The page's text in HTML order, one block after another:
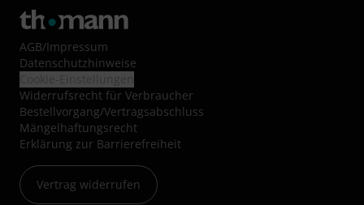
AGB/Impressum
Datenschutzhinweise
Widerrufsrecht für Verbraucher
Bestellvorgang/Vertragsabschluss
Mängelhaftungsrecht
Erklärung zur Barrierefreiheit
Vertrag widerrufen